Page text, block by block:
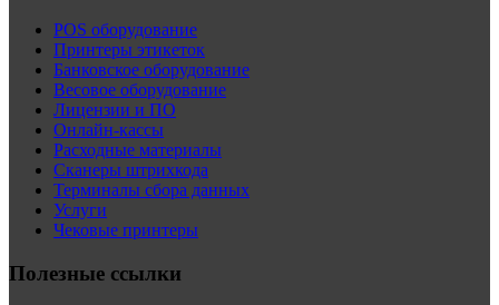
POS оборудование
Принтеры этикеток
Банковское оборудование
Весовое оборудование
Лицензии и ПО
Онлайн-кассы
Расходные материалы
Сканеры штрихкода
Терминалы сбора данных
Услуги
Чековые принтеры
Полезные ссылки